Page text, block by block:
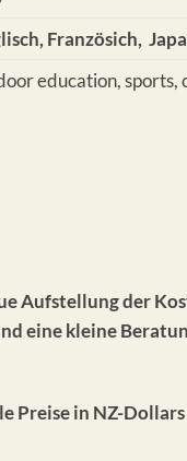
Französich,
education, sports,
Aufstellung der
eine kleine
Preise in NZ-